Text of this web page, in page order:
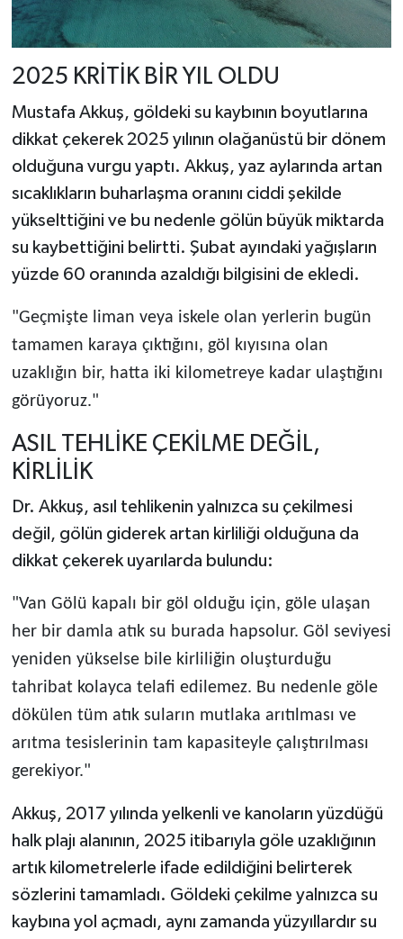
2025 KRİTİK BİR YIL OLDU
Mustafa Akkuş, göldeki su kaybının boyutlarına
dikkat çekerek 2025 yılının olağanüstü bir dönem
olduğuna vurgu yaptı. Akkuş, yaz aylarında artan
sıcaklıkların buharlaşma oranını ciddi şekilde
yükselttiğini ve bu nedenle gölün büyük miktarda
su kaybettiğini belirtti. Şubat ayındaki yağışların
yüzde 60 oranında azaldığı bilgisini de ekledi.
"Geçmişte liman veya iskele olan yerlerin bugün
tamamen karaya çıktığını, göl kıyısına olan
uzaklığın bir, hatta iki kilometreye kadar ulaştığını
görüyoruz."
ASIL TEHLİKE ÇEKİLME DEĞİL,
KİRLİLİK
Dr. Akkuş, asıl tehlikenin yalnızca su çekilmesi
değil, gölün giderek artan kirliliği olduğuna da
dikkat çekerek uyarılarda bulundu:
"Van Gölü kapalı bir göl olduğu için, göle ulaşan
her bir damla atık su burada hapsolur. Göl seviyesi
yeniden yükselse bile kirliliğin oluşturduğu
tahribat kolayca telafi edilemez. Bu nedenle göle
dökülen tüm atık suların mutlaka arıtılması ve
arıtma tesislerinin tam kapasiteyle çalıştırılması
gerekiyor."
Akkuş, 2017 yılında yelkenli ve kanoların yüzdüğü
halk plajı alanının, 2025 itibarıyla göle uzaklığının
artık kilometrelerle ifade edildiğini belirterek
sözlerini tamamladı. Göldeki çekilme yalnızca su
kaybına yol açmadı, aynı zamanda yüzyıllardır su